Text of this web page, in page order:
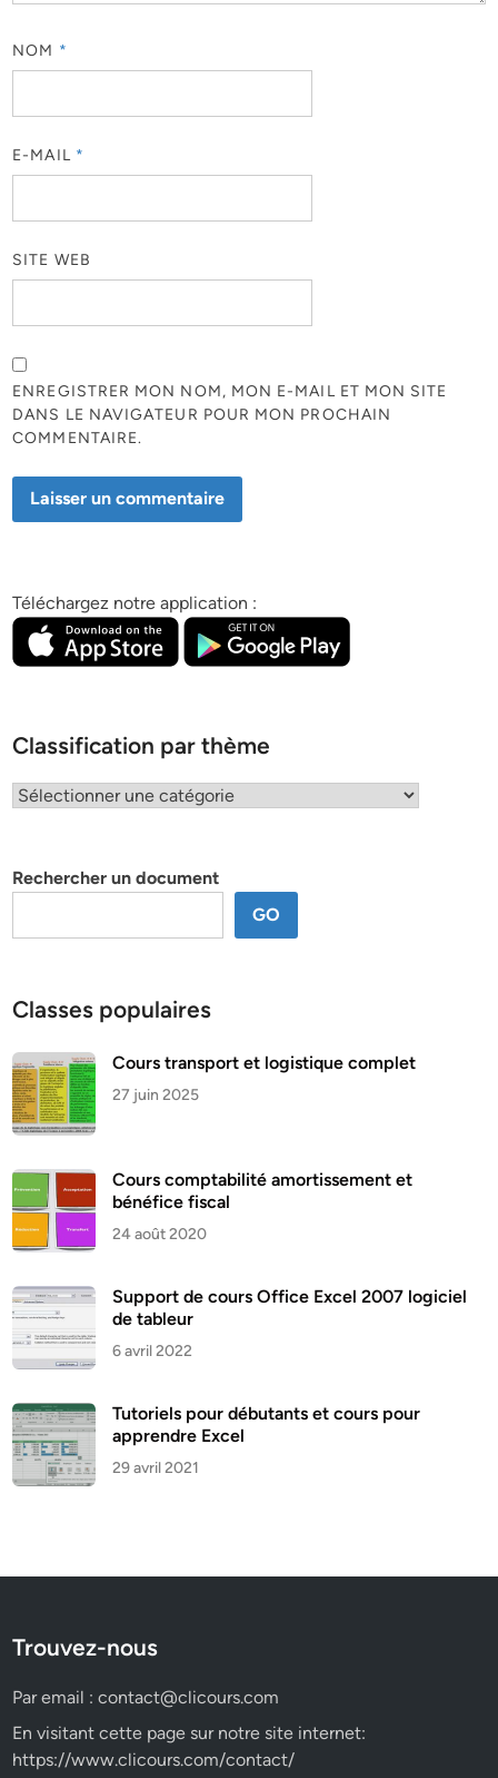
NOM *
E-MAIL *
SITE WEB
ENREGISTRER MON NOM, MON E-MAIL ET MON SITE
DANS LE NAVIGATEUR POUR MON PROCHAIN
COMMENTAIRE.
Téléchargez notre application :
Classification par thème
Classification
Rechercher un document
GO
Classes populaires
Cours transport et logistique complet
27 juin 2025
Cours comptabilité amortissement et
bénéfice fiscal
24 août 2020
Support de cours Office Excel 2007 logiciel
de tableur
6 avril 2022
Tutoriels pour débutants et cours pour
apprendre Excel
29 avril 2021
Trouvez-nous
Par email :contact@clicours.com
En visitant cette page sur notre site internet:
https://www.clicours.com/contact/